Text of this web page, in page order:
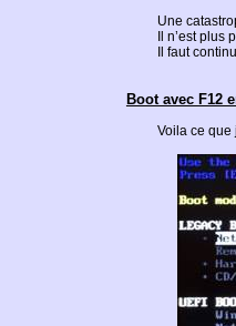
Une
Il n’est
Il faut
Boot avec F12
Voila ce que